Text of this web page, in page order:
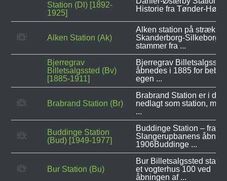
Station (Dl) [1892-
1925]
Historie fra Tønder-Højer
Alken Station (Ak)
Alken station på
Skanderborg-Silkeborg
stammer fra ...
Bjerregrav
Billetsalgssted (Bv)
[1885-1911]
Bjerregrav
åbnedes i 1885 for
egen ...
Brabrand Station (Br)
Brabrand Station er i dag
nedlagt som station,
...
Buddinge Station
(Bud) [1949-1977]
Buddinge Station – fra
Slangerupbanens
1906Buddinge ...
Bur Station (Bu)
Bur Billetsalgssted
et vogterhus 100 ved
åbningen af ...